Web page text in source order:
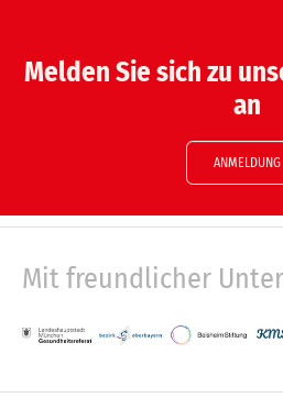
Melden Sie sich zu
an
ANMELDUNG
Mit freundlicher